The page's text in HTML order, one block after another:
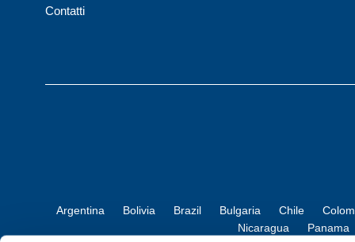
Contatti
Argentina Bolivia Brazil Bulgaria Chile
Nicaragua
Panama